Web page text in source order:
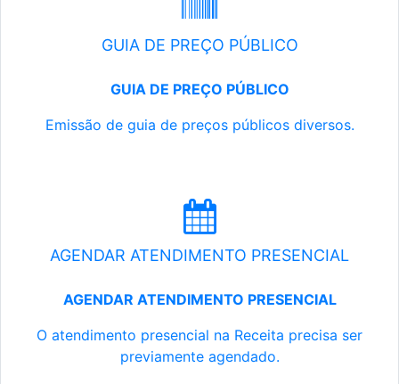
GUIA DE PREÇO PÚBLICO
GUIA DE PREÇO PÚBLICO
Emissão de guia de preços públicos diversos.
AGENDAR ATENDIMENTO PRESENCIAL
AGENDAR ATENDIMENTO PRESENCIAL
O atendimento presencial na Receita precisa ser
previamente agendado.